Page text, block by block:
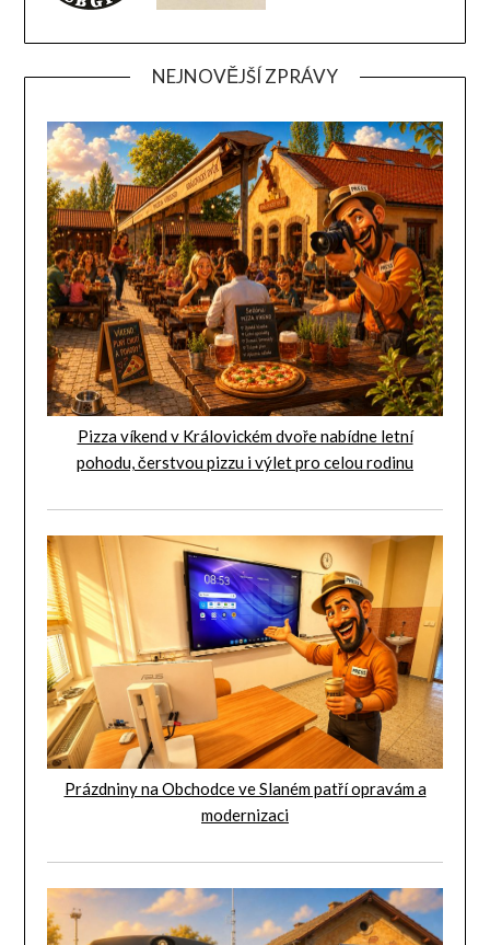
NEJNOVĚJŠÍ ZPRÁVY
Pizza víkend v Královickém dvoře nabídne letní
pohodu, čerstvou pizzu i výlet pro celou rodinu
Prázdniny na Obchodce ve Slaném patří opravám a
modernizaci